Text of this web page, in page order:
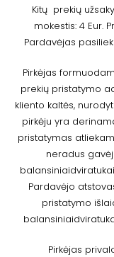
Kitų prekių
mokestis: 4 Eur.
Pardavėjas
Pirkėjas
prekių pristatymo
kliento kaltės,
pirkėju yra
pristatymas
neradus
Pardavėjo
pristatymo
Pirkėjas